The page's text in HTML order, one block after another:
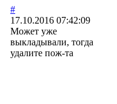
#
17.10.2016 07:42:09
Может уже
выкладывали, тогда
удалите пож-та